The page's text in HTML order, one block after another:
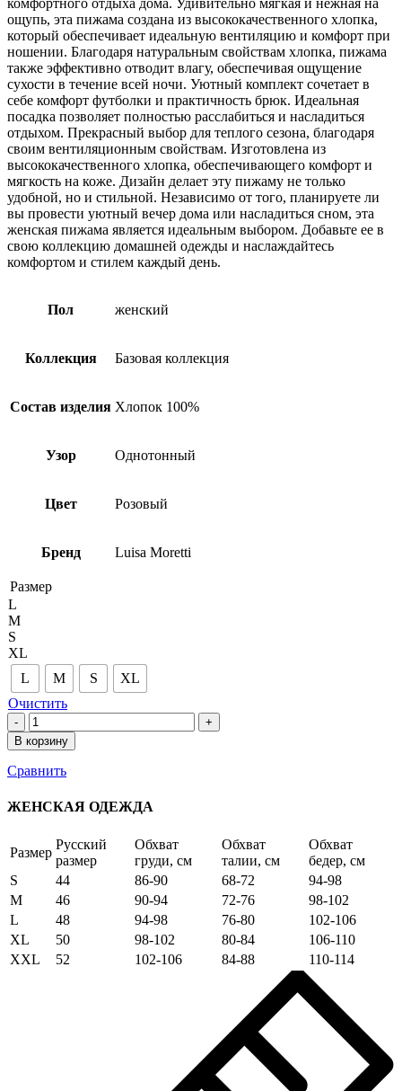
7990₽.
комфортного отдыха дома. Удивительно мягкая и нежная на
ощупь, эта пижама создана из высококачественного хлопка,
который обеспечивает идеальную вентиляцию и комфорт при
ношении. Благодаря натуральным свойствам хлопка, пижама
также эффективно отводит влагу, обеспечивая ощущение
сухости в течение всей ночи. Уютный комплект сочетает в
себе комфорт футболки и практичность брюк. Идеальная
посадка позволяет полностью расслабиться и насладиться
отдыхом. Прекрасный выбор для теплого сезона, благодаря
своим вентиляционным свойствам. Изготовлена из
высококачественного хлопка, обеспечивающего комфорт и
мягкость на коже. Дизайн делает эту пижаму не только
удобной, но и стильной. Независимо от того, планируете ли
вы провести уютный вечер дома или насладиться сном, эта
женская пижама является идеальным выбором. Добавьте ее в
свою коллекцию домашней одежды и наслаждайтесь
комфортом и стилем каждый день.
Пол женский
Коллекция Базовая коллекция
Состав изделия Хлопок 100%
Узор Однотонный
Цвет Розовый
Бренд Luisa Moretti
Размер
L
M
S
XL
L
M S
XL
Очистить
Количество
товара
Комплект
246621
В корзину
Сравнить
ЖЕНСКАЯ ОДЕЖДА
Размер
Русский
размер
Обхват
груди, см
Обхват
талии, см
Обхват
бедер, см
S
44 86-90 68-72
94-98
M
46 90-94 72-76
98-102
L
48 94-98 76-80
102-106
XL
50 98-102 80-84
106-110
XXL
52 102-106 84-88 110-114